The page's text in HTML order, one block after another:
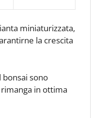
miniaturizzata,
la crescita
bonsai sono
in ottima